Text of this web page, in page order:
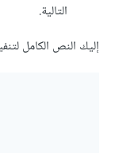
التالية.
إليك النص الكامل